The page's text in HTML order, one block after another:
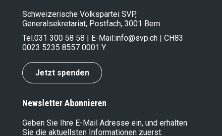
Schweizerische Volkspartei SVP,
Generalsekretariat, Postfach, 3001 Bern
Tel.031 300 58 58 | E-Mail:info@svp.ch | CH83
0023 5235 8557 0001 Y
Jetzt spenden
Newsletter Abonnieren
Geben Sie Ihre E-Mail Adresse ein, und erhalten
Sie die aktuellsten Informationen zuerst.